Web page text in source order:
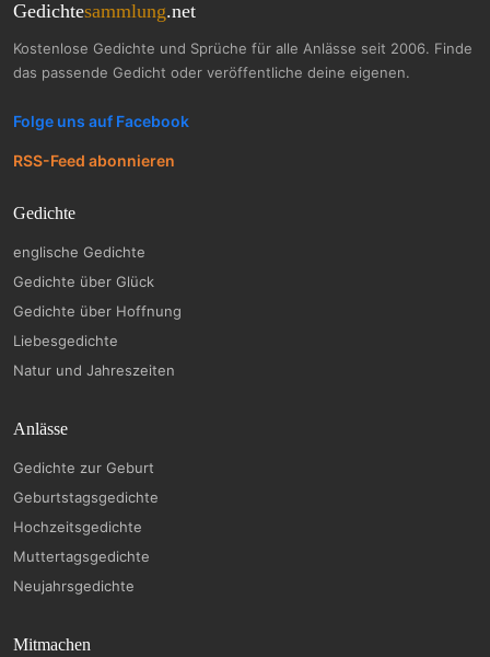
Gedichtesammlung.net
Kostenlose Gedichte und Sprüche für alle Anlässe seit 2006. Finde
das passende Gedicht oder veröffentliche deine eigenen.
Folge uns auf Facebook
RSS-Feed abonnieren
Gedichte
englische Gedichte
Gedichte über Glück
Gedichte über Hoffnung
Liebesgedichte
Natur und Jahreszeiten
Anlässe
Gedichte zur Geburt
Geburtstagsgedichte
Hochzeitsgedichte
Muttertagsgedichte
Neujahrsgedichte
Mitmachen